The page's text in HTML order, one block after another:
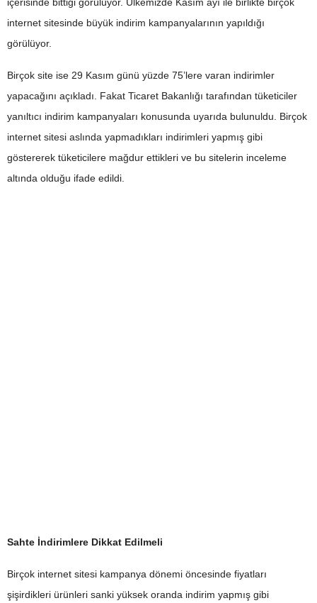
internet sitesinde büyük indirim kampanyalarının yapıldığı
görülüyor.
Birçok site ise 29 Kasım günü yüzde 75’lere varan indirimler
yapacağını açıkladı. Fakat Ticaret Bakanlığı tarafından tüketiciler
yanıltıcı indirim kampanyaları konusunda uyarıda bulunuldu. Birçok
internet sitesi aslında yapmadıkları indirimleri yapmış gibi
göstererek tüketicilere mağdur ettikleri ve bu sitelerin inceleme
altında olduğu ifade edildi.
Sahte İndirimlere Dikkat Edilmeli
Birçok internet sitesi kampanya dönemi öncesinde fiyatları
şişirdikleri ürünleri sanki yüksek oranda indirim yapmış gibi